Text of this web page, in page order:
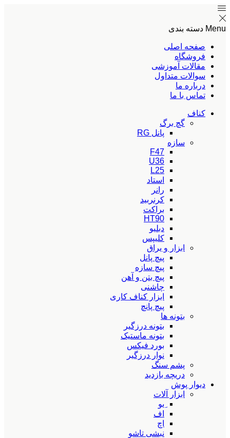
Menu دسته بندی
صفحه اصلی
فروشگاه
مقالات آموزشی
سوالات متداول
درباره ما
تماس با ما
کناف
گچ برگ
پانل RG
سازه
F47
U36
L25
استاد
رانر
کرنربید
براکت
HT90
دبلیو
کلیپس
ابزار و یراق
پیچ پانل
پیچ سازه
پیچ بتن و آهن
چاشنی
ابزار کناف کاری
پیچ پانچ
بتونه ها
بتونه درزگیر
بتونه ماستیک
بورد فیکس
نوار درزگیر
پشم سنگ
دریچه بازدید
دیوار پوش
ابزار آلات
ِیو
اف
اچ
نبشی تاشو